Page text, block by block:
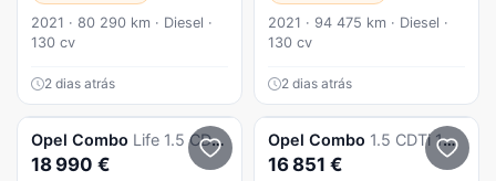
2021 · 80 290 km · Diesel ·
130 cv
2 dias atrás
2021 · 94 475 km · Diesel ·
130 cv
2 dias atrás
Opel Combo Life 1.5 CDTi L2H1 Edition
18 990 €
Opel Combo 1.5 CDTi 102cv L2 H1 ENJOY - AC - IVA DEDUTÍVEL
16 851 €